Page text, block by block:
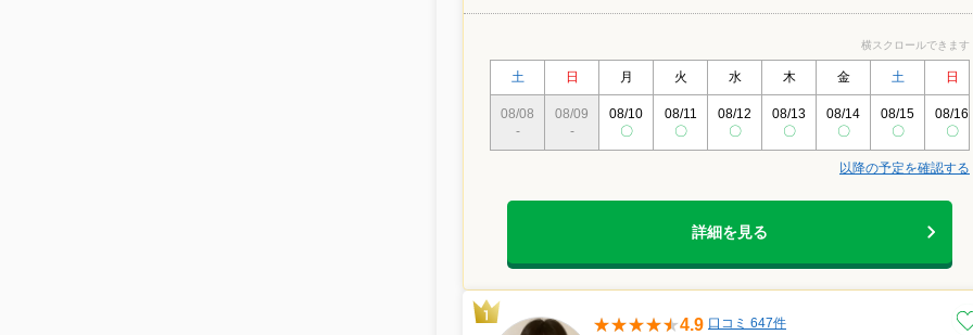
横スクロールできます
土 日 月 火 水 木 金 土 日
08/08
-
08/09
-
08/10
〇
08/11
〇
08/12
〇
08/13
〇
08/14
〇
08/15
〇
08/16
〇
以降の予定を確認する
詳細を見る
4.9 口コミ 647件